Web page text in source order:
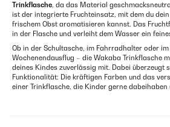
Trinkflasche, da das Material
ist der integrierte Fruchteinsatz, mit dem du
frischem Obst aromatisieren kannst. Das
in der Flasche und verleiht dem Wasser ein
Ob in der Schultasche, im Fahrradhalter oder im
Wochenendausflug – die Wakaba Trinkflasche
deines Kindes zuverlässig mit. Dabei überzeugt
Funktionalität: Die kräftigen Farben und das
einer Trinkflasche, die Kinder gerne